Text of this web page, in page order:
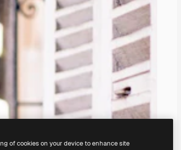
of cookies on your device to enhance site